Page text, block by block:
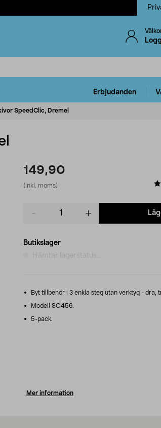
Erbjudanden
SpeedClic, Dremel
149,90
(inkl. moms)
Butikslager
Byt tillbehör i 3 enkla steg utan verktyg - dra,
Modell SC456.
5-pack.
Mer information